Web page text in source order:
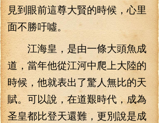
見到眼前這尊大賢的時候，心里
面不勝吁噓。
江海皇，是由一條大頭魚成
道，當年他從江河中爬上大陸的
時候，他就表出了驚人無比的天
賦。可以說，在道艱時代，成為
圣皇都比登天還難，更別說是成